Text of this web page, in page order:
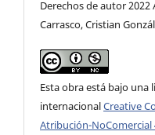
Derechos de autor
Carrasco, Cristian
Esta obra está bajo una
internacionalCreative
Atribución-NoComercial